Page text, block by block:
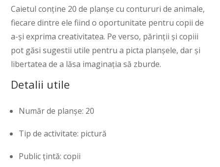
Caietul conține 20 de planșe cu contururi de animale,
fiecare dintre ele fiind o oportunitate pentru copii de
a-și exprima creativitatea. Pe verso, părinții și copiii
pot găsi sugestii utile pentru a picta planșele, dar și
libertatea de a lăsa imaginația să zburde.
Detalii utile
Număr de planșe: 20
Tip de activitate: pictură
Public țintă: copii